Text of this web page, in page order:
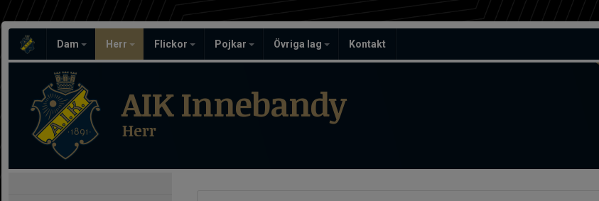
Dam Herr Flickor Pojkar Övriga lag Kontakt
AIK Innebandy
Herr